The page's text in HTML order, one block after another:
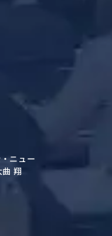
ニュー
曲 翔